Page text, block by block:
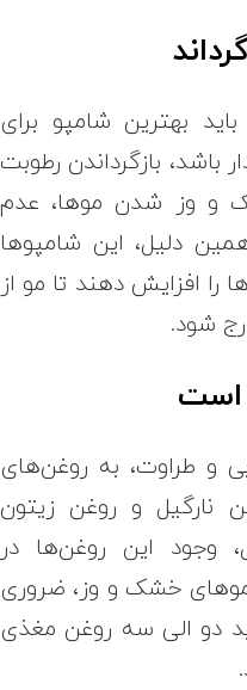
بهترین شامپو برای
بازگرداندن رطوبت
و وز شدن موها، عدم
دلیل، این شامپوها
را افزایش دهند تا مو از
شود.
است
و طراوت، به روغن‌های
نارگیل و روغن زیتون
وجود این روغن‌ها در
خشک و وز، ضروری
دو الی سه روغن مغذی